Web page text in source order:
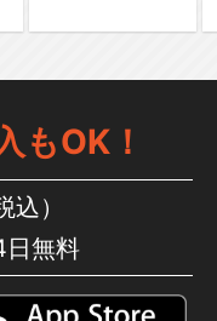
もOK！
）
日無料